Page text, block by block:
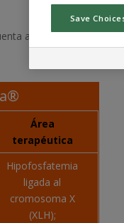
actualmente con
Área
terapéutica
Hipofosfatemia
ligada al
cromosoma X
(XLH);
Save